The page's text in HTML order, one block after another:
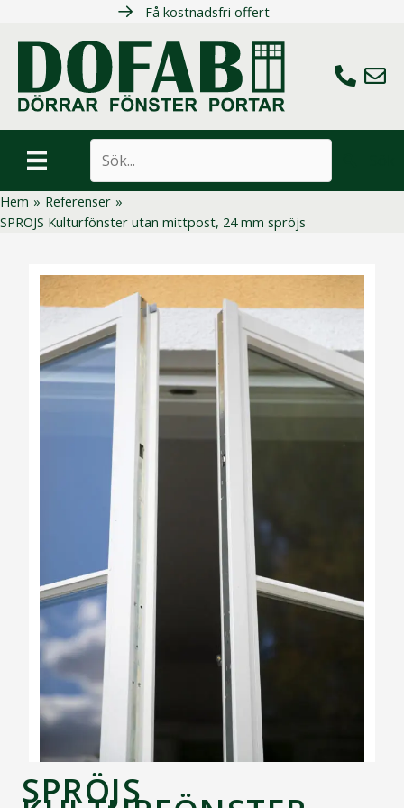
innehåll
Få kostnadsfri offert
Ring oss
Maila
Hem » Referenser »
SPRÖJS Kulturfönster utan mittpost, 24 mm spröjs
SPRÖJS